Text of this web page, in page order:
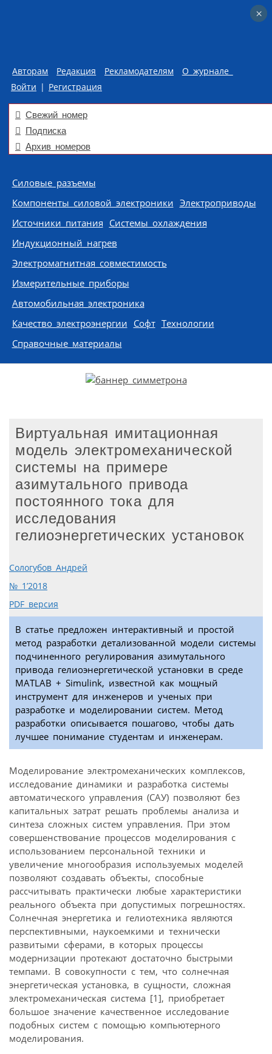
Авторам Редакция Рекламодателям
О журнале
Войти | Регистрация
Свежий номер
Подписка
Архив номеров
Skip to content
Силовые разъемы
Компоненты силовой электроники Электроприводы
Источники питания Системы охлаждения
Индукционный нагрев
Электромагнитная совместимость
Измерительные приборы
Автомобильная электроника
Качество электроэнергии Софт Технологии
Справочные материалы
Виртуальная имитационная
модель электромеханической
системы на примере
азимутального привода
постоянного тока для
исследования
гелиоэнергетических установок
Сологубов Андрей
№ 1’2018
PDF версия
В статье предложен интерактивный и простой
метод разработки детализованной модели системы
подчиненного регулирования азимутального
привода гелиоэнергетической установки в среде
MATLAB + Simulink, известной как мощный
инструмент для инженеров и ученых при
разработке и моделировании систем. Метод
разработки описывается пошагово, чтобы дать
лучшее понимание студентам и инженерам.
Моделирование электромеханических комплексов,
исследование динамики и разработка системы
автоматического управления (САУ) позволяют без
капитальных затрат решать проблемы анализа и
синтеза сложных систем управления. При этом
совершенствование процессов моделирования с
использованием персональной техники и
увеличение многообразия используемых моделей
позволяют создавать объекты, способные
рассчитывать практически любые характеристики
реального объекта при допустимых погрешностях.
Солнечная энергетика и гелиотехника являются
перспективными, наукоемкими и технически
развитыми сферами, в которых процессы
модернизации протекают достаточно быстрыми
темпами. В совокупности с тем, что солнечная
энергетическая установка, в сущности, сложная
электромеханическая система [1], приобретает
большое значение качественное исследование
подобных систем с помощью компьютерного
моделирования.
×
×